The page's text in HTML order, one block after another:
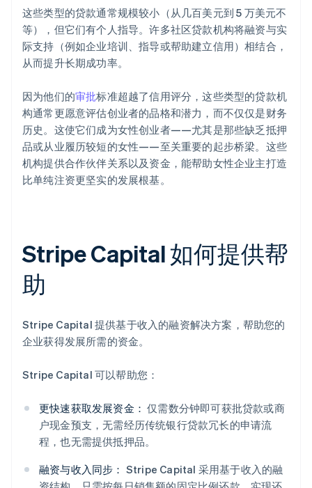
这些类型的贷款通常规模较小（从几百美元到 5 万美元不
等），但它们有个人指导。许多社区贷款机构将融资与实
际支持（例如企业培训、指导或帮助建立信用）相结合，
从而提升长期成功率。
因为他们的审批标准超越了信用评分，这些类型的贷款机
构通常更愿意评估创业者的品格和潜力，而不仅仅是财务
历史。这使它们成为女性创业者——尤其是那些缺乏抵押
品或从业履历较短的女性——至关重要的起步桥梁。这些
机构提供合作伙伴关系以及资金，能帮助女性企业主打造
比单纯注资更坚实的发展根基。
Stripe Capital 如何提供帮
助
Stripe Capital 提供基于收入的融资解决方案，帮助您的
企业获得发展所需的资金。
Stripe Capital 可以帮助您：
更快速获取发展资金： 仅需数分钟即可获批贷款或商
户现金预支，无需经历传统银行贷款冗长的申请流
程，也无需提供抵押品。
融资与收入同步： Stripe Capital 采用基于收入的融